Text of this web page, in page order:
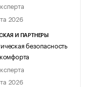
2026
И ПАРТНЕРЫ
безопасность
2026